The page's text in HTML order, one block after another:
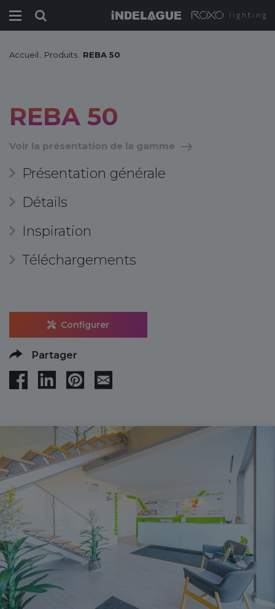
Accueil Produits REBA 50
REBA 50
Voir la présentation de la gamme
Présentation générale
Détails
Inspiration
Téléchargements
Configurer
Partager